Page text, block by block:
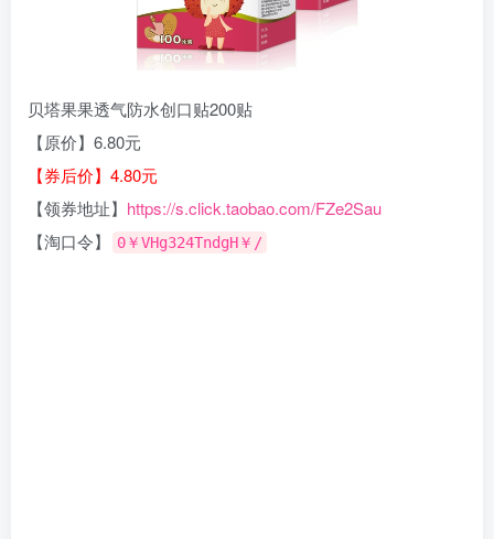
贝塔果果透气防水创口贴200贴
【原价】6.80元
【券后价】4.80元
【领券地址】 https://s.click.taobao.com/FZe2Sau
【淘口令】
0￥VHg324TndgH￥/